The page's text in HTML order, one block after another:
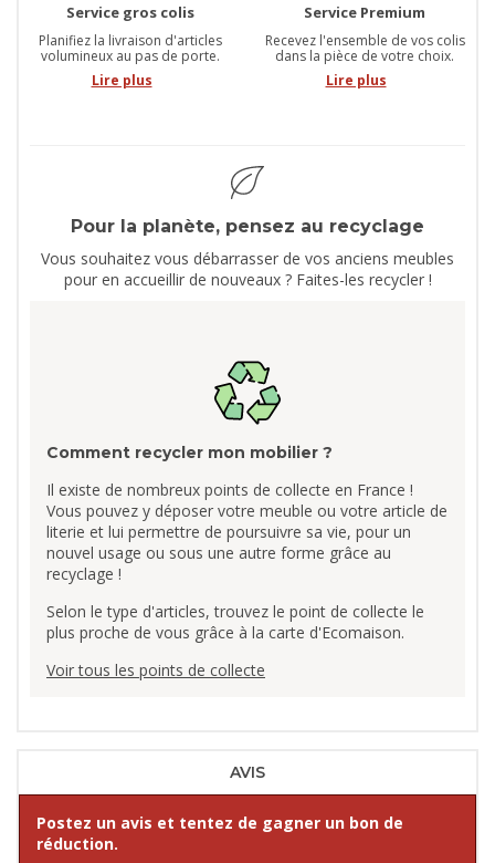
Service gros colis
Planifiez la livraison d'articles
volumineux au pas de porte.
Lire plus
Service Premium
Recevez l'ensemble de vos colis
dans la pièce de votre choix.
Lire plus
Pour la planète, pensez au recyclage
Vous souhaitez vous débarrasser de vos anciens meubles
pour en accueillir de nouveaux ? Faites-les recycler !
Comment recycler mon mobilier ?
Il existe de nombreux points de collecte en France !
Vous pouvez y déposer votre meuble ou votre article de
literie et lui permettre de poursuivre sa vie, pour un
nouvel usage ou sous une autre forme grâce au
recyclage !
Selon le type d'articles, trouvez le point de collecte le
plus proche de vous grâce à la carte d'Ecomaison.
Voir tous les points de collecte
AVIS
Postez un avis et tentez de gagner un bon de
réduction.